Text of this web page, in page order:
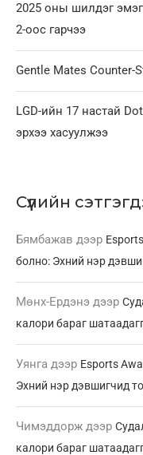
2025 оны шилдэг
2-оос гарчээ
Gentle Mates Counter-
LGD-ийн 17 настай
эрхээ хасуулжээ
Сүүлийн
Бямбажав дээр
болно: Эхний нэр
Мөнх-Ердэнэ дээр
калори бараг
Уянга дээр Esports
Эхний нэр дэвшигчид
Чимэддорж дээр
калори бараг